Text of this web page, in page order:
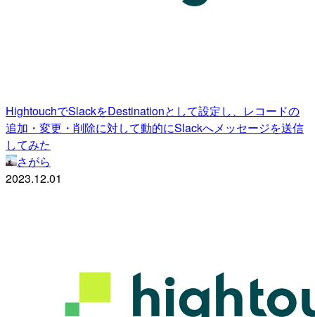
HightouchでSlackをDestinationとして設定し、レコードの
追加・変更・削除に対して動的にSlackへメッセージを送信
してみた
さがら
2023.12.01